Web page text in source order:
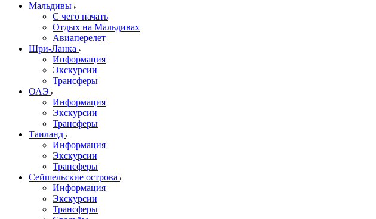
Мальдивы
С чего начать
Отдых на Мальдивах
Авиаперелет
Шри-Ланка
Информация
Экскурсии
Трансферы
ОАЭ
Информация
Экскурсии
Трансферы
Таиланд
Информация
Экскурсии
Трансферы
Сейшельские острова
Информация
Экскурсии
Трансферы